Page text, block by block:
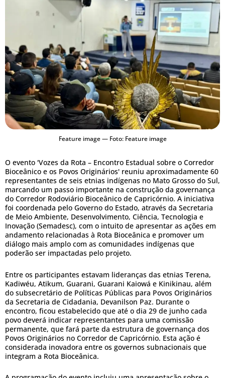
Feature image — Foto: Feature image
O evento 'Vozes da Rota – Encontro Estadual sobre o Corredor
Bioceânico e os Povos Originários' reuniu aproximadamente 60
representantes de seis etnias indígenas no Mato Grosso do Sul,
marcando um passo importante na construção da governança
do Corredor Rodoviário Bioceânico de Capricórnio. A iniciativa
foi coordenada pelo Governo do Estado, através da Secretaria
de Meio Ambiente, Desenvolvimento, Ciência, Tecnologia e
Inovação (Semadesc), com o intuito de apresentar as ações em
andamento relacionadas à Rota Bioceânica e promover um
diálogo mais amplo com as comunidades indígenas que
poderão ser impactadas pelo projeto.
Entre os participantes estavam lideranças das etnias Terena,
Kadiwéu, Atikum, Guarani, Guarani Kaiowá e Kinikinau, além
do subsecretário de Políticas Públicas para Povos Originários
da Secretaria de Cidadania, Devanilson Paz. Durante o
encontro, ficou estabelecido que até o dia 29 de junho cada
povo deverá indicar representantes para uma comissão
permanente, que fará parte da estrutura de governança dos
Povos Originários no Corredor de Capricórnio. Esta ação é
considerada inovadora entre os governos subnacionais que
integram a Rota Bioceânica.